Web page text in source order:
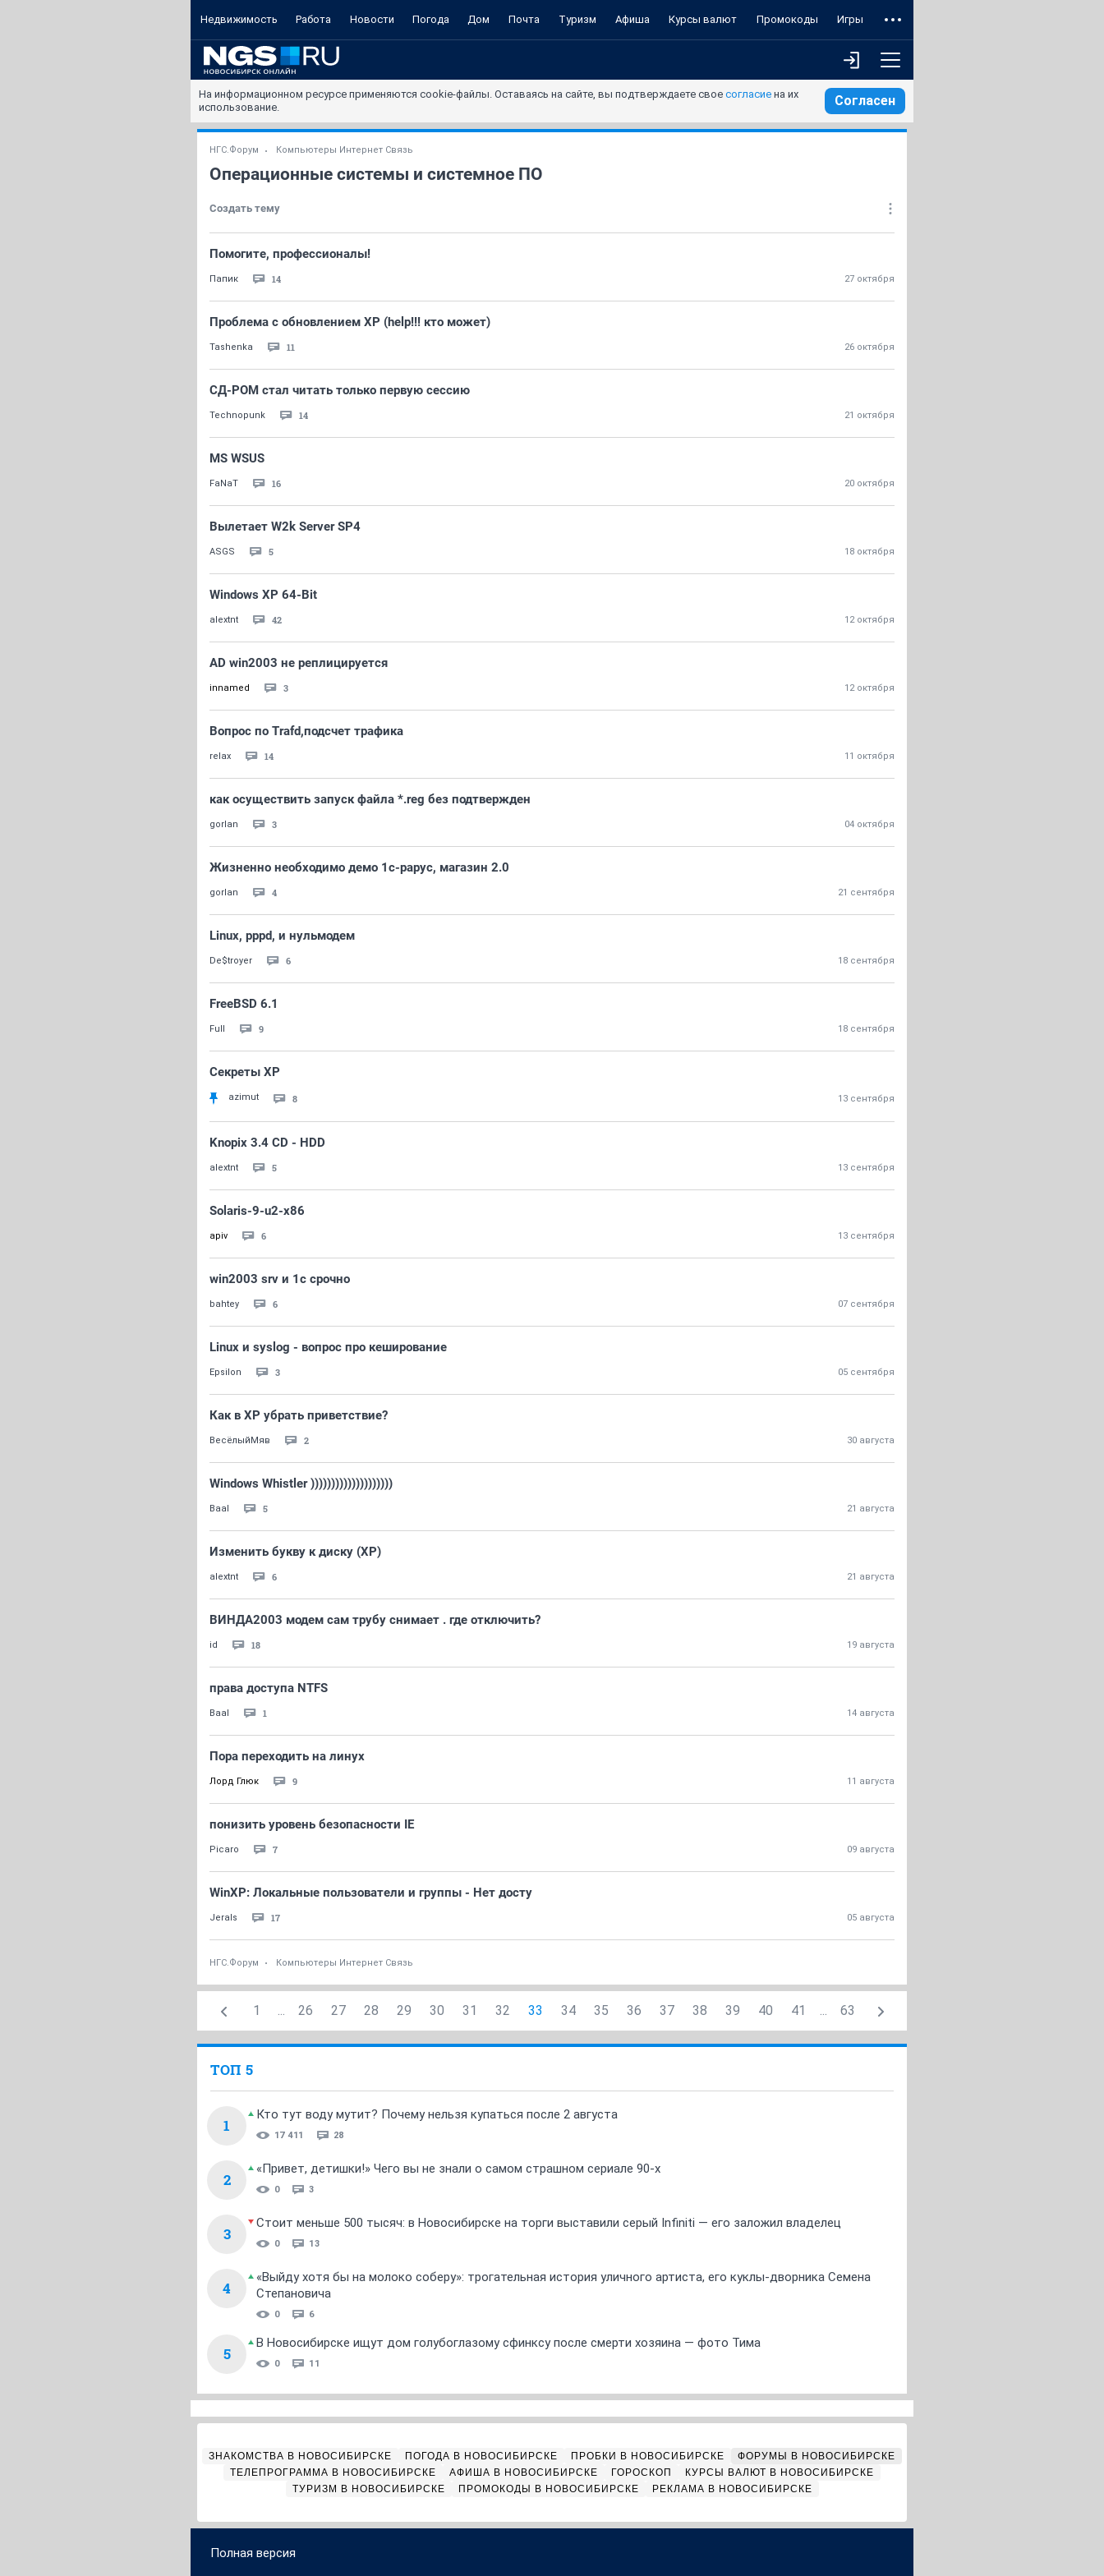
Недвижимость Работа Новости Погода Дом Почта Туризм Афиша Курсы валют Промокоды Игры
На информационном ресурсе применяются cookie-файлы. Оставаясь на сайте, вы подтверждаете свое согласие на их
использование.
Согласен
НГС.Форум Компьютеры Интернет Связь
Операционные системы и системное ПО
Создать тему
Помогите, профессионалы!
Папик 14 27 октября
Проблема с обновлением XP (help!!! кто может)
Tashenka 11 26 октября
СД-РОМ стал читать только первую сессию
Technopunk 14 21 октября
MS WSUS
FaNaT 16 20 октября
Вылетает W2k Server SP4
ASGS 5 18 октября
Windows XP 64-Bit
alextnt 42 12 октября
AD win2003 не реплицируется
innamed 3 12 октября
Вопрос по Trafd,подсчет трафика
relax 14 11 октября
как осуществить запуск файла *.reg без подтвержден
gorlan 3 04 октября
Жизненно необходимо демо 1с-рарус, магазин 2.0
gorlan 4 21 сентября
Linux, pppd, и нульмодем
De$troyer 6 18 сентября
FreeBSD 6.1
Full 9 18 сентября
Секреты XP
azimut 8 13 сентября
Knopix 3.4 CD - HDD
alextnt 5 13 сентября
Solaris-9-u2-x86
apiv 6 13 сентября
win2003 srv и 1с срочно
bahtey 6 07 сентября
Linux и syslog - вопрос про кеширование
Epsilon 3 05 сентября
Как в ХР убрать приветствие?
ВесёлыйМяв 2 30 августа
Windows Whistler ))))))))))))))))))))
Baal 5 21 августа
Изменить букву к диску (XP)
alextnt 6 21 августа
ВИНДА2003 модем сам трубу снимает . где отключить?
id 18 19 августа
права доступа NTFS
Baal 1 14 августа
Пора переходить на линух
Лорд Глюк 9 11 августа
понизить уровень безопасности IE
Picaro 7 09 августа
WinXP: Локальные пользователи и группы - Нет досту
Jerals 17 05 августа
НГС.Форум Компьютеры Интернет Связь
1 ... 26 27 28 29 30 31 32 33 34 35 36 37 38 39 40 41 ... 63
ТОП 5
1
Кто тут воду мутит? Почему нельзя купаться после 2 августа
17 411 28
2
«Привет, детишки!» Чего вы не знали о самом страшном сериале 90-х
0 3
3
Стоит меньше 500 тысяч: в Новосибирске на торги выставили серый Infiniti — его заложил владелец
0 13
4
«Выйду хотя бы на молоко соберу»: трогательная история уличного артиста, его куклы-дворника Семена
Степановича
0 6
5
В Новосибирске ищут дом голубоглазому сфинксу после смерти хозяина — фото Тима
0 11
ЗНАКОМСТВА В НОВОСИБИРСКЕ ПОГОДА В НОВОСИБИРСКЕ ПРОБКИ В НОВОСИБИРСКЕ
ФОРУМЫ В НОВОСИБИРСКЕ
ТЕЛЕПРОГРАММА В НОВОСИБИРСКЕ
АФИША В НОВОСИБИРСКЕ ГОРОСКОП
КУРСЫ ВАЛЮТ В НОВОСИБИРСКЕ
ТУРИЗМ В НОВОСИБИРСКЕ
ПРОМОКОДЫ В НОВОСИБИРСКЕ РЕКЛАМА В НОВОСИБИРСКЕ
Полная версия